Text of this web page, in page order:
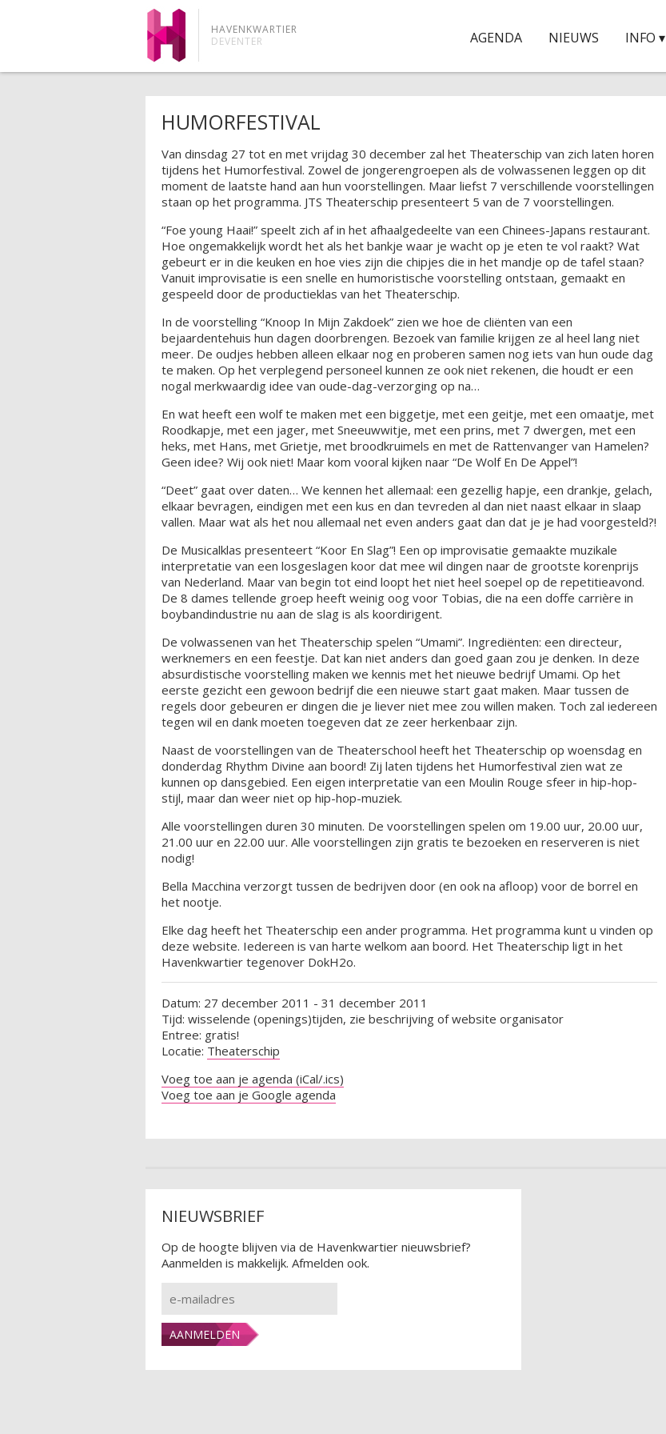
HAVENKWARTIER
DEVENTER
AGENDA NIEUWS INFO ▾
HUMORFESTIVAL
Van dinsdag 27 tot en met vrijdag 30 december zal het Theaterschip van zich laten horen
tijdens het Humorfestival. Zowel de jongerengroepen als de volwassenen leggen op dit
moment de laatste hand aan hun voorstellingen. Maar liefst 7 verschillende voorstellingen
staan op het programma. JTS Theaterschip presenteert 5 van de 7 voorstellingen.
“Foe young Haai!” speelt zich af in het afhaalgedeelte van een Chinees-Japans restaurant.
Hoe ongemakkelijk wordt het als het bankje waar je wacht op je eten te vol raakt? Wat
gebeurt er in die keuken en hoe vies zijn die chipjes die in het mandje op de tafel staan?
Vanuit improvisatie is een snelle en humoristische voorstelling ontstaan, gemaakt en
gespeeld door de productieklas van het Theaterschip.
In de voorstelling “Knoop In Mijn Zakdoek” zien we hoe de cliënten van een
bejaardentehuis hun dagen doorbrengen. Bezoek van familie krijgen ze al heel lang niet
meer. De oudjes hebben alleen elkaar nog en proberen samen nog iets van hun oude dag
te maken. Op het verplegend personeel kunnen ze ook niet rekenen, die houdt er een
nogal merkwaardig idee van oude-dag-verzorging op na…
En wat heeft een wolf te maken met een biggetje, met een geitje, met een omaatje, met
Roodkapje, met een jager, met Sneeuwwitje, met een prins, met 7 dwergen, met een
heks, met Hans, met Grietje, met broodkruimels en met de Rattenvanger van Hamelen?
Geen idee? Wij ook niet! Maar kom vooral kijken naar “De Wolf En De Appel”!
“Deet” gaat over daten… We kennen het allemaal: een gezellig hapje, een drankje, gelach,
elkaar bevragen, eindigen met een kus en dan tevreden al dan niet naast elkaar in slaap
vallen. Maar wat als het nou allemaal net even anders gaat dan dat je je had voorgesteld?!
De Musicalklas presenteert “Koor En Slag”! Een op improvisatie gemaakte muzikale
interpretatie van een losgeslagen koor dat mee wil dingen naar de grootste korenprijs
van Nederland. Maar van begin tot eind loopt het niet heel soepel op de repetitieavond.
De 8 dames tellende groep heeft weinig oog voor Tobias, die na een doffe carrière in
boybandindustrie nu aan de slag is als koordirigent.
De volwassenen van het Theaterschip spelen “Umami”. Ingrediënten: een directeur,
werknemers en een feestje. Dat kan niet anders dan goed gaan zou je denken. In deze
absurdistische voorstelling maken we kennis met het nieuwe bedrijf Umami. Op het
eerste gezicht een gewoon bedrijf die een nieuwe start gaat maken. Maar tussen de
regels door gebeuren er dingen die je liever niet mee zou willen maken. Toch zal iedereen
tegen wil en dank moeten toegeven dat ze zeer herkenbaar zijn.
Naast de voorstellingen van de Theaterschool heeft het Theaterschip op woensdag en
donderdag Rhythm Divine aan boord! Zij laten tijdens het Humorfestival zien wat ze
kunnen op dansgebied. Een eigen interpretatie van een Moulin Rouge sfeer in hip-hop-
stijl, maar dan weer niet op hip-hop-muziek.
Alle voorstellingen duren 30 minuten. De voorstellingen spelen om 19.00 uur, 20.00 uur,
21.00 uur en 22.00 uur. Alle voorstellingen zijn gratis te bezoeken en reserveren is niet
nodig!
Bella Macchina verzorgt tussen de bedrijven door (en ook na afloop) voor de borrel en
het nootje.
Elke dag heeft het Theaterschip een ander programma. Het programma kunt u vinden op
deze website. Iedereen is van harte welkom aan boord. Het Theaterschip ligt in het
Havenkwartier tegenover DokH2o.
Datum: 27 december 2011 - 31 december 2011
Tijd: wisselende (openings)tijden, zie beschrijving of website organisator
Entree: gratis!
Locatie: Theaterschip
Voeg toe aan je agenda (iCal/.ics)
Voeg toe aan je Google agenda
NIEUWSBRIEF
Op de hoogte blijven via de Havenkwartier nieuwsbrief?
Aanmelden is makkelijk. Afmelden ook.